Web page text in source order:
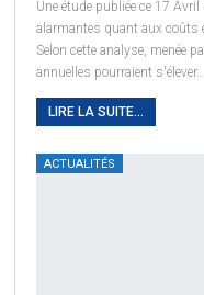
Une étude publiée ce 17
alarmantes quant aux coûts
Selon cette analyse, menée
annuelles pourraient s'élever…
LIRE LA SUITE...
ACTUALITÉS